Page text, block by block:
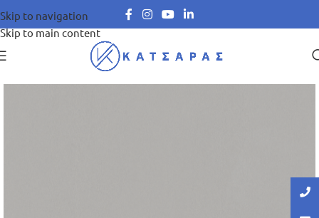
Skip to navigation
Skip to main content